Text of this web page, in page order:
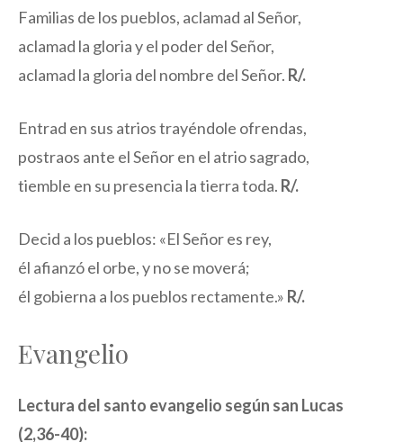
Familias de los pueblos, aclamad al Señor,
aclamad la gloria y el poder del Señor,
aclamad la gloria del nombre del Señor. R/.
Entrad en sus atrios trayéndole ofrendas,
postraos ante el Señor en el atrio sagrado,
tiemble en su presencia la tierra toda. R/.
Decid a los pueblos: «El Señor es rey,
él afianzó el orbe, y no se moverá;
él gobierna a los pueblos rectamente.» R/.
Evangelio
Lectura del santo evangelio según san Lucas
(2,36-40):